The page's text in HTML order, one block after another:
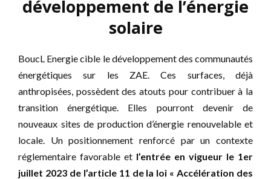
développement de l’énergie
solaire
BoucL Energie cible le développement des communautés
énergétiques sur les ZAE. Ces surfaces, déjà
anthropisées, possèdent des atouts pour contribuer à la
transition énergétique. Elles pourront devenir de
nouveaux sites de production d’énergie renouvelable et
locale. Un positionnement renforcé par un contexte
réglementaire favorable et l’entrée en vigueur le 1er
juillet 2023 de l’article 11 de la loi « Accélération des